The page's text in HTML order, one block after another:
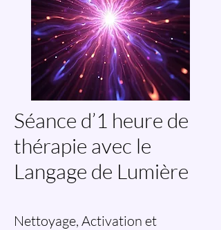
Séance d’1 heure de
thérapie avec le
Langage de Lumière
Nettoyage, Activation et